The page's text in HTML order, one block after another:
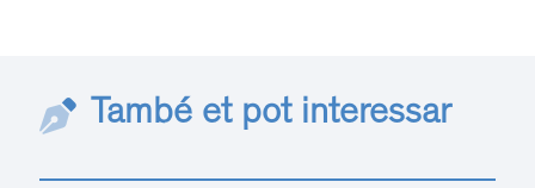
També et pot interessar